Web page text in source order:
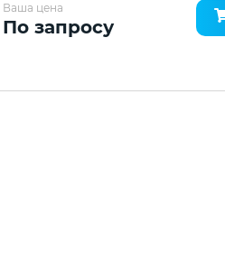
Ваша цена
По запросу